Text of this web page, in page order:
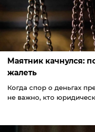
Маятник качнулся:
жалеть
Когда спор о деньгах
не важно, кто